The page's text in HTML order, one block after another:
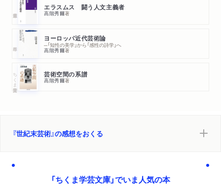
エラスムス 闘う人文主義者
高階秀爾著
ヨーロッパ近代芸術論
─「知性の美学」から「感性の詩学」へ
高階秀爾著
ちくま学芸文庫 芸術空間の系譜
高階秀爾著
『世紀末芸術』の感想をおくる
「ちくま学芸文庫」でいま人気の本